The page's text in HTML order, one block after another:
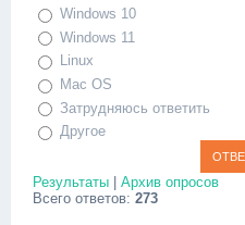
Windows 10
Windows 11
Linux
Mac OS
Затрудняюсь ответить
Другое
Результаты | Архив опросов
Всего ответов: 273